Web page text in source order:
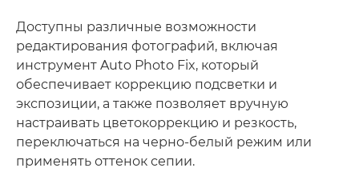
Доступны различные возможности
редактирования фотографий, включая
инструмент Auto Photo Fix, который
обеспечивает коррекцию подсветки и
экспозиции, а также позволяет вручную
настраивать цветокоррекцию и резкость,
переключаться на черно-белый режим или
применять оттенок сепии.